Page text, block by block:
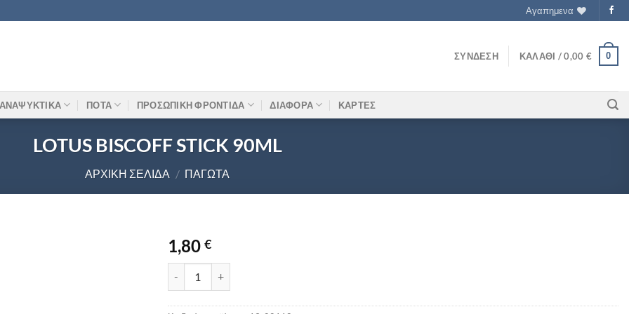
Αγαπημενα
ΣΎΝΔΕΣΗ ΚΑΛΆΘΙ /0,00 € 0
ΑΝΑΨΥΚΤΙΚΑ ΠΟΤΑ ΠΡΟΣΩΠΙΚΗ ΦΡΟΝΤΙΔΑ ΔΙΑΦΟΡΑ ΚΑΡΤΕΣ
LOTUS BISCOFF STICK 90ML
ΑΡΧΙΚΉ ΣΕΛΊΔΑ / ΠΑΓΩΤΆ
1,80 €